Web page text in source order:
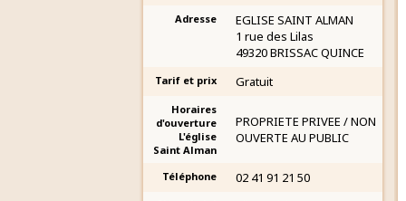
Adresse
EGLISE SAINT ALMAN
1 rue des Lilas
49320 BRISSAC QUINCE
Tarif et prix Gratuit
Horaires
d'ouverture
L'église
Saint Alman
PROPRIETE PRIVEE / NON
OUVERTE AU PUBLIC
Téléphone 02 41 91 21 50